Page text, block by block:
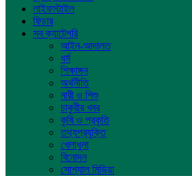
লাইফস্টাইল
ফিচার
সব ক্যাটেগরি
আইন-আদালত
ধর্ম
শিক্ষাঙ্গন
অর্থনীতি
নারী ও শিশু
চাকুরীর খবর
কৃষি ও প্রকৃতি
তথ্যপ্রযুক্তি
খেলাধুলা
বিনোদন
সোশ্যাল মিডিয়া